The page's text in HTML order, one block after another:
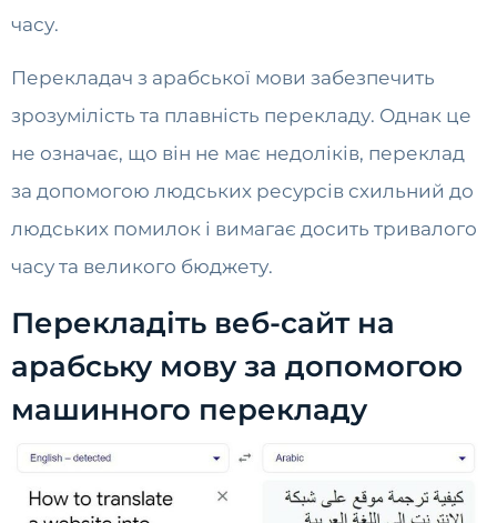
часу.
Перекладач з арабської мови забезпечить
зрозумілість та плавність перекладу. Однак це
не означає, що він не має недоліків, переклад
за допомогою людських ресурсів схильний до
людських помилок і вимагає досить тривалого
часу та великого бюджету.
Перекладіть веб-сайт на
арабську мову за допомогою
машинного перекладу